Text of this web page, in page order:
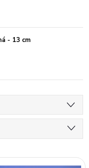
- 13 cm